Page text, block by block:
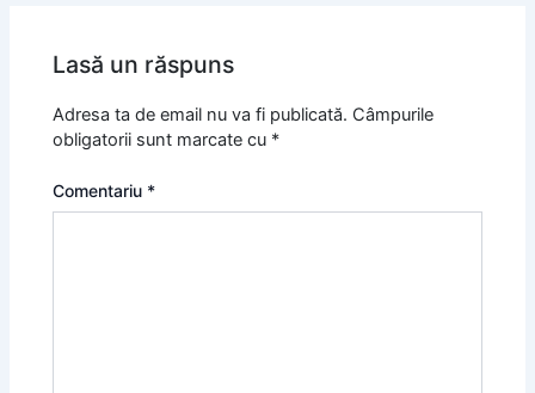
Lasă un răspuns
Adresa ta de email nu va fi publicată. Câmpurile
obligatorii sunt marcate cu *
Comentariu *